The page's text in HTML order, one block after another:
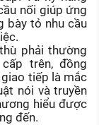
nối giúp ứng
bày tỏ nhu cầu
phải thường
trên, đồng
tiếp là mắc
nói và truyền
hiểu được
đến.